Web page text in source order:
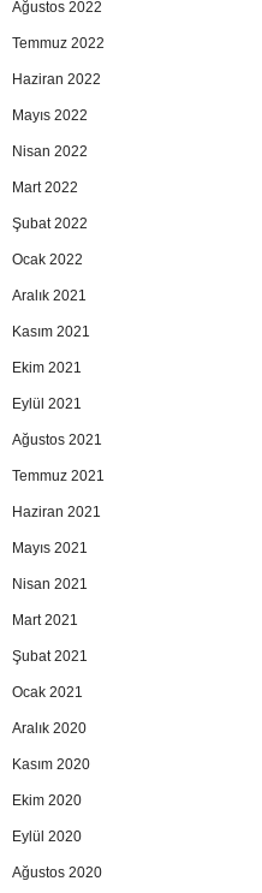
Ağustos 2022
Temmuz 2022
Haziran 2022
Mayıs 2022
Nisan 2022
Mart 2022
Şubat 2022
Ocak 2022
Aralık 2021
Kasım 2021
Ekim 2021
Eylül 2021
Ağustos 2021
Temmuz 2021
Haziran 2021
Mayıs 2021
Nisan 2021
Mart 2021
Şubat 2021
Ocak 2021
Aralık 2020
Kasım 2020
Ekim 2020
Eylül 2020
Ağustos 2020